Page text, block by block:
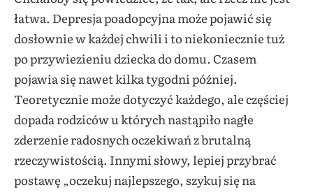
łatwa. Depresja poadopcyjna może pojawić się
dosłownie w każdej chwili i to niekoniecznie tuż
po przywiezieniu dziecka do domu. Czasem
pojawia się nawet kilka tygodni później.
Teoretycznie może dotyczyć każdego, ale częściej
dopada rodziców u których nastąpiło nagłe
zderzenie radosnych oczekiwań z brutalną
rzeczywistością. Innymi słowy, lepiej przybrać
postawę „oczekuj najlepszego, szykuj się na